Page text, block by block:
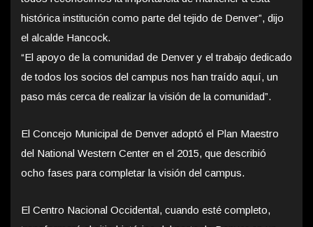
histórica institución como parte del tejido de Denver”, dijo
el alcalde Hancock.
“El apoyo de la comunidad de Denver y el trabajo dedicado
de todos los socios del campus nos han traído aquí, un
paso más cerca de realizar la visión de la comunidad”.
El Concejo Municipal de Denver adoptó el Plan Maestro
del National Western Center en el 2015, que describió
ocho fases para completar la visión del campus.
El Centro Nacional Occidental, cuando esté completo,